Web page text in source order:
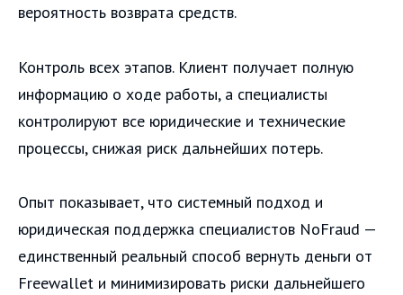
вероятность возврата средств.
Контроль всех этапов. Клиент получает полную
информацию о ходе работы, а специалисты
контролируют все юридические и технические
процессы, снижая риск дальнейших потерь.
Опыт показывает, что системный подход и
юридическая поддержка специалистов NoFraud —
единственный реальный способ вернуть деньги от
Freewallet и минимизировать риски дальнейшего